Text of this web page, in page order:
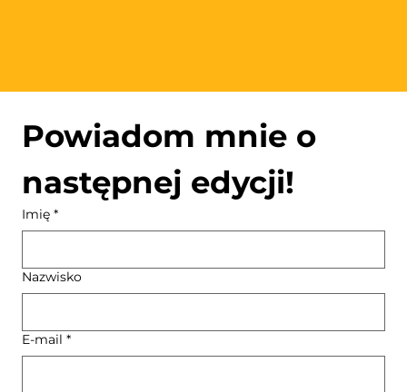
Powiadom mnie o
następnej edycji!
Imię *
Nazwisko
E-mail *